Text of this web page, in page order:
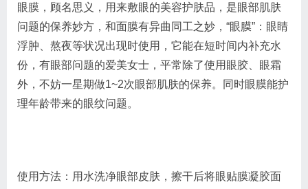
眼膜，顾名思义，用来敷眼的美容护肤品，是眼部肌肤
问题的保养妙方，和面膜有异曲同工之妙，“眼膜”：眼睛
浮肿、熬夜等状况出现时使用，它能在短时间内补充水
份，有眼部问题的爱美女士，平常除了使用眼胶、眼霜
外，不妨一星期做1~2次眼部肌肤的保养。同时眼膜能护
理年龄带来的眼纹问题。
使用方法：用水洗净眼部皮肤，擦干后将眼贴膜凝胶面